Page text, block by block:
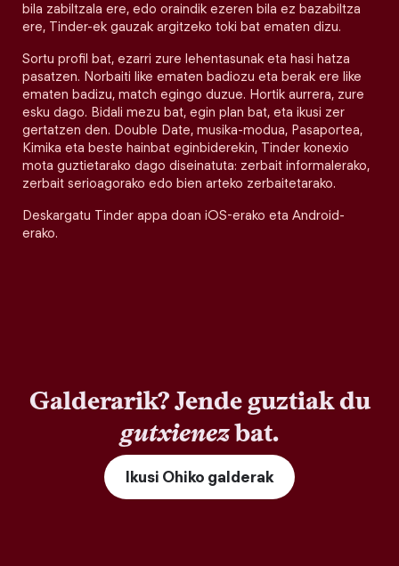
bila zabiltzala ere, edo oraindik ezeren bila ez bazabiltza
ere, Tinder-ek gauzak argitzeko toki bat ematen dizu.
Sortu profil bat, ezarri zure lehentasunak eta hasi hatza
pasatzen. Norbaiti like ematen badiozu eta berak ere like
ematen badizu, match egingo duzue. Hortik aurrera, zure
esku dago. Bidali mezu bat, egin plan bat, eta ikusi zer
gertatzen den. Double Date, musika-modua, Pasaportea,
Kimika eta beste hainbat eginbiderekin, Tinder konexio
mota guztietarako dago diseinatuta: zerbait informalerako,
zerbait serioagorako edo bien arteko zerbaitetarako.
Deskargatu Tinder appa doan iOS-erako eta Android-
erako.
Galderarik? Jende guztiak du
gutxienezbat.
Ikusi Ohiko galderak